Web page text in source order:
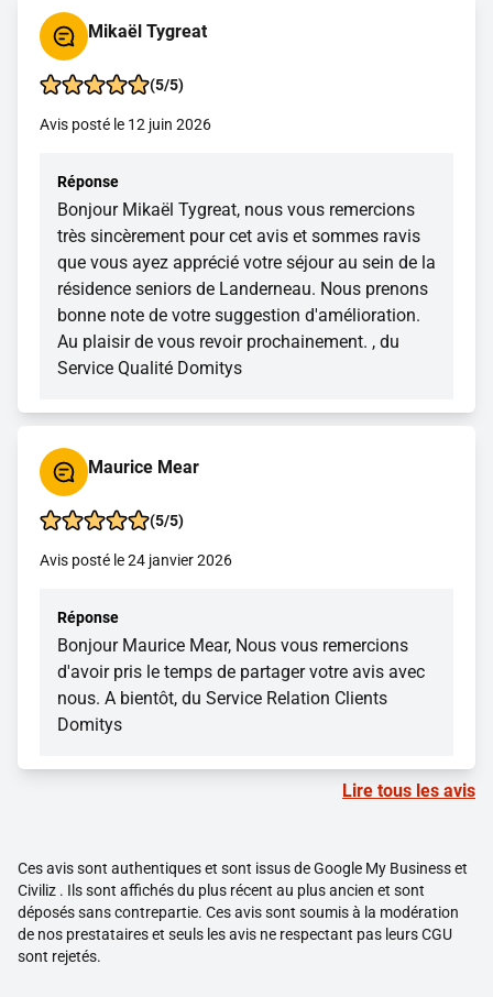
Mikaël Tygreat
(5/5)
Avis posté le 12 juin 2026
Réponse
Bonjour Mikaël Tygreat, nous vous remercions
très sincèrement pour cet avis et sommes ravis
que vous ayez apprécié votre séjour au sein de la
résidence seniors de Landerneau. Nous prenons
bonne note de votre suggestion d'amélioration.
Au plaisir de vous revoir prochainement. , du
Service Qualité Domitys
Maurice Mear
(5/5)
Avis posté le 24 janvier 2026
Réponse
Bonjour Maurice Mear, Nous vous remercions
d'avoir pris le temps de partager votre avis avec
nous. A bientôt, du Service Relation Clients
Domitys
Lire tous les avis
Ces avis sont authentiques et sont issus de Google My Business et
Civiliz . Ils sont affichés du plus récent au plus ancien et sont
déposés sans contrepartie. Ces avis sont soumis à la modération
de nos prestataires et seuls les avis ne respectant pas leurs CGU
sont rejetés.